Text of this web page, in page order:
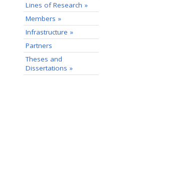
Lines of Research »
Members »
Infrastructure »
Partners
Theses and
Dissertations »